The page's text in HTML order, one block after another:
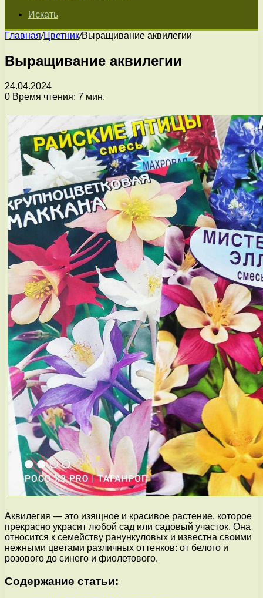
Искать
Главная/Цветник/Выращивание аквилегии
Выращивание аквилегии
24.04.2024
0 Время чтения: 7 мин.
Аквилегия — это изящное и красивое растение, которое
прекрасно украсит любой сад или садовый участок. Она
относится к семейству ранункуловых и известна своими
нежными цветами различных оттенков: от белого и
розового до синего и фиолетового.
Содержание статьи: